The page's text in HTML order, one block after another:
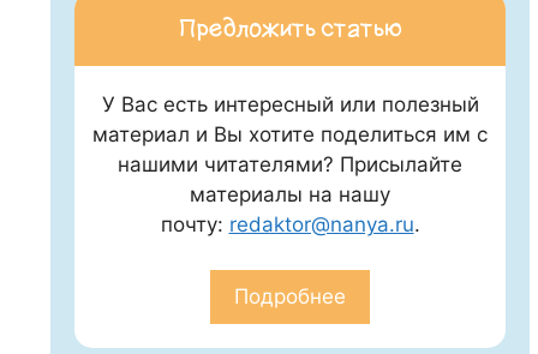
Предложить статью
У Вас есть интересный или полезный
материал и Вы хотите поделиться им с
нашими читателями? Присылайте
материалы на нашу
почту: redaktor@nanya.ru.
Подробнее